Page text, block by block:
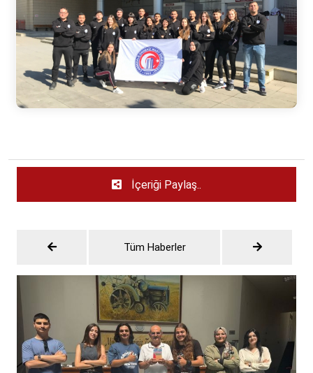
İçeriği Paylaş..
Tüm Haberler